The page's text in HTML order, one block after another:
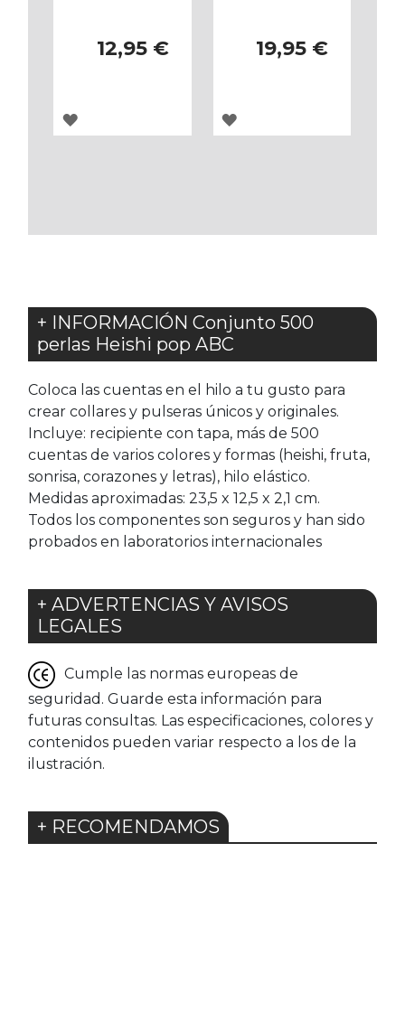
12,95 €
AGREGAR
19,95 €
AGREGAR
+ INFORMACIÓN Conjunto 500
perlas Heishi pop ABC
Coloca las cuentas en el hilo a tu gusto para
crear collares y pulseras únicos y originales.
Incluye: recipiente con tapa, más de 500
cuentas de varios colores y formas (heishi, fruta,
sonrisa, corazones y letras), hilo elástico.
Medidas aproximadas: 23,5 x 12,5 x 2,1 cm.
Todos los componentes son seguros y han sido
probados en laboratorios internacionales
+ ADVERTENCIAS Y AVISOS
LEGALES
Cumple las normas europeas de
seguridad. Guarde esta información para
futuras consultas. Las especificaciones, colores y
contenidos pueden variar respecto a los de la
ilustración.
+ RECOMENDAMOS